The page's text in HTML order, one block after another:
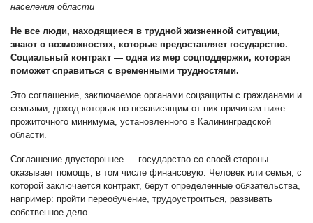
населения области
Не все люди, находящиеся в трудной жизненной ситуации,
знают о возможностях, которые предоставляет государство.
Социальный контракт — одна из мер соцподдержки, которая
поможет справиться с временными трудностями.
Это соглашение, заключаемое органами соцзащиты с гражданами и
семьями, доход которых по независящим от них причинам ниже
прожиточного минимума, установленного в Калининградской
области.
Соглашение двустороннее — государство со своей стороны
оказывает помощь, в том числе финансовую. Человек или семья, с
которой заключается контракт, берут определенные обязательства,
например: пройти переобучение, трудоустроиться, развивать
собственное дело.